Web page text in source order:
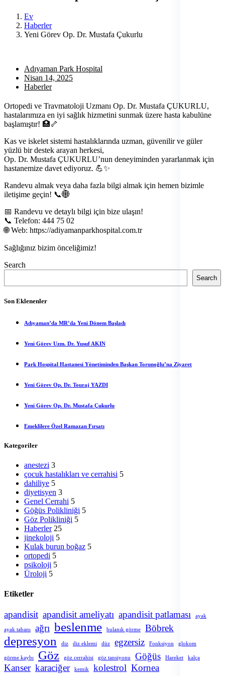
Ev
Haberler
Yeni Görev Op. Dr. Mustafa Çukurlu
Adıyaman Park Hospital
Nisan 14, 2025
Haberler
Ortopedi ve Travmatoloji Uzmanı Op. Dr. Mustafa ÇUKURLU,
hastalarımıza en iyi sağlık hizmetini sunmak üzere hasta kabulüne
başlamıştır! 🏥🦴
Kas ve iskelet sistemi hastalıklarında uzman, güvenilir ve güler
yüzlü bir destek arayan herkesi,
Op. Dr. Mustafa ÇUKURLU’nun deneyiminden yararlanmak için
hastanemize davet ediyoruz. 💪✨
Randevu almak veya daha fazla bilgi almak için hemen bizimle
iletişime geçin! 📞🌐
📅 Randevu ve detaylı bilgi için bize ulaşın!
📞 Telefon: 444 75 02
🌐 Web: https://adiyamanparkhospital.com.tr
Sağlığınız bizim önceliğimiz!
Yanı
Search
Search
Son Eklenenler
Adıyaman’da MR’da Yeni Dönem Başladı
Yeni Görev Uzm. Dr. Yusuf AKIN
Park Hospital Hastanesi Yönetiminden Başkan Torunoğlu’na Ziyaret
Yeni Görev Op. Dr. Touraj YAZDI
Yeni Görev Op. Dr. Mustafa Çukurlu
Emeklilere Özel Ramazan Fırsatı
Kategoriler
anestezi 3
çocuk hastalıkları ve cerrahisi 5
dahiliye 5
diyetisyen 3
Genel Cerrahi 5
Göğüs Polikliniği 5
Göz Polikliniği 5
Haberler 25
jinekoloji 5
Kulak burun boğaz 5
ortopedi 5
psikoloji 5
Üroloji 5
Etiketler
apandisit apandisit ameliyatı apandisit patlaması ayak
ayak tabanı ağrı beslenme bulanık görme Böbrek
depresyon diz diz eklemi düz egzersiz Fonksiyon glokom
görme kaybı Göz göz cerrahisi göz tansiyonu Göğüs Hareket kalça
Kanser karaciğer kemik kolestrol Kornea